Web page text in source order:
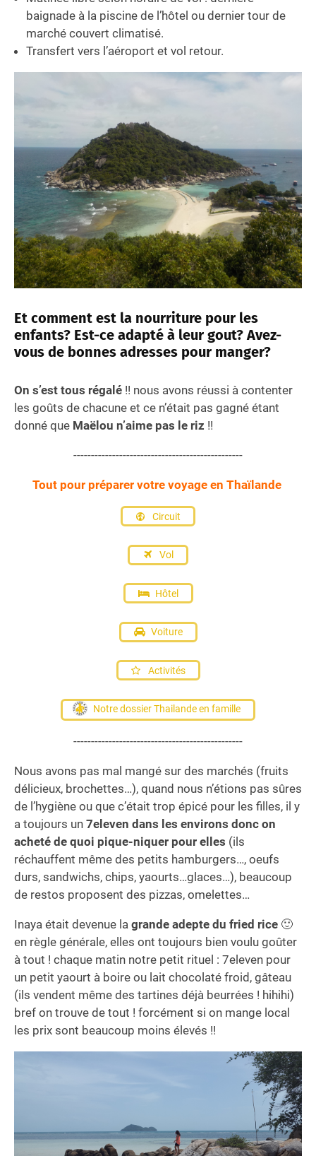
baignade à la piscine de l’hôtel ou dernier tour de
marché couvert climatisé.
Transfert vers l’aéroport et vol retour.
Et comment est la nourriture pour les
enfants? Est-ce adapté à leur gout? Avez-
vous de bonnes adresses pour manger?
On s’est tous régalé !! nous avons réussi à contenter
les goûts de chacune et ce n’était pas gagné étant
donné que Maëlou n’aime pas le riz !!
------------------------------------------------
Tout pour préparer votre voyage en Thaïlande
Circuit
Vol
Hôtel
Voiture
Activités
Notre dossier Thailande en famille
------------------------------------------------
Nous avons pas mal mangé sur des marchés (fruits
délicieux, brochettes…), quand nous n’étions pas sûres
de l’hygiène ou que c’était trop épicé pour les filles, il y
a toujours un 7eleven dans les environs donc on
acheté de quoi pique-niquer pour elles (ils
réchauffent même des petits hamburgers…, oeufs
durs, sandwichs, chips, yaourts…glaces…), beaucoup
de restos proposent des pizzas, omelettes…
Inaya était devenue la grande adepte du fried rice 🙂
en règle générale, elles ont toujours bien voulu goûter
à tout ! chaque matin notre petit rituel : 7eleven pour
un petit yaourt à boire ou lait chocolaté froid, gâteau
(ils vendent même des tartines déjà beurrées ! hihihi)
bref on trouve de tout ! forcément si on mange local
les prix sont beaucoup moins élevés !!